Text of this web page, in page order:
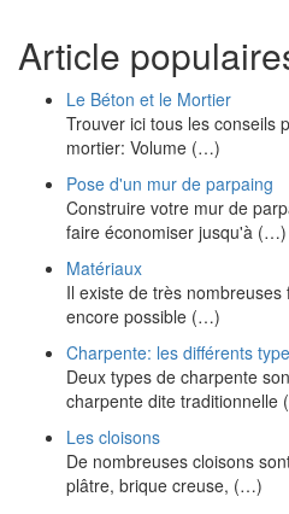
Article
Le Béton et le Mortier
Trouver ici tous les conseils
mortier: Volume (…)
Pose d'un mur de parpaing
Construire votre mur de
faire économiser jusqu'à (…)
Matériaux
Il existe de très
encore possible (…)
Charpente: les différents
Deux types de charpente
charpente dite traditionnelle
Les cloisons
De nombreuses cloisons
plâtre, brique creuse, (…)